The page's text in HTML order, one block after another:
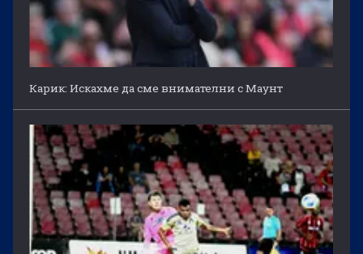
Карик: Искахме да сме внимателни с Маунт